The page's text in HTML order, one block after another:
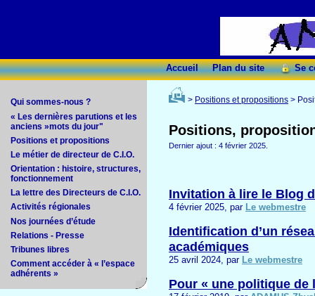
Accueil Plan du site Se
Qui sommes-nous ?
« Les dernières parutions et les
anciens »mots du jour"
Positions et propositions
Le métier de directeur de C.I.O.
Orientation : histoire, structures,
fonctionnement
La lettre des Directeurs de C.I.O.
Activités régionales
Nos journées d’étude
Relations - Presse
Tribunes libres
Comment accéder à « l’espace
adhérents »
> Positions et propositions >
Positions,
Dernier ajout : 4 février 2025.
Invitation à lire le Blog
4 février 2025, par Le webmestre
Identification d’un
académiques
25 avril 2024, par Le webmestre
Pour « une politique de